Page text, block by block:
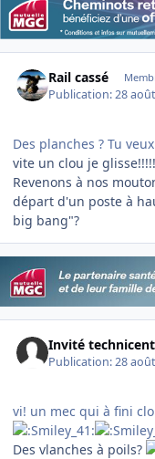
Rail cassé
Publication:28
Des planches ? Tu
vite un clou je glisse!!!!!
Revenons à nos
départ d'un poste à
big bang"?
Invité
Publication:28
vi! un mec qui à fini
Des vlanches à poils?